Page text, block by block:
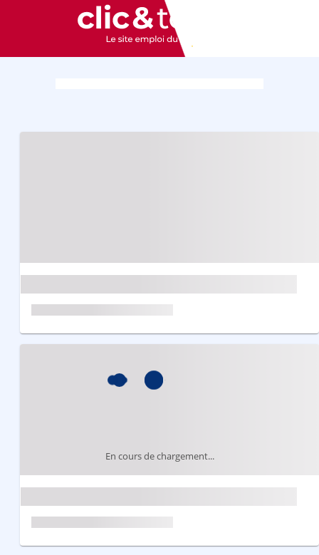
En cours de chargement...